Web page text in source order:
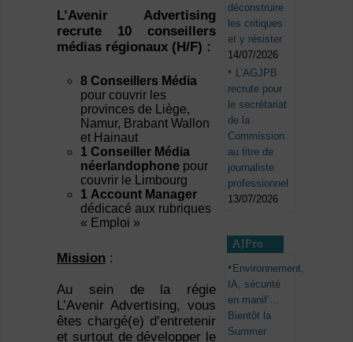
L’Avenir Advertising
recrute 10 conseillers
médias régionaux (H/F) :
8 Conseillers Média
pour couvrir les
provinces de Liège,
Namur, Brabant Wallon
et Hainaut
1 Conseiller Média
néerlandophone pour
couvrir le Limbourg
1 Account Manager
dédicacé aux rubriques
« Emploi »
Mission:
Au sein de la régie
L’Avenir Advertising, vous
êtes chargé(e) d’entretenir
et surtout de développer le
déconstruire
les critiques
et y résister
14/07/2026
L’AGJPB
recrute pour
le secrétariat
de la
Commission
au titre de
journaliste
professionnel
13/07/2026
AJPro
Environnement,
IA, sécurité
en manif’…
Bientôt la
Summer